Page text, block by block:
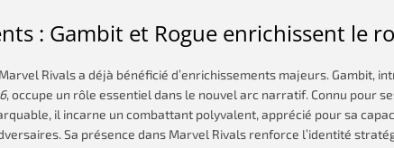
: Gambit et Rogue enrichissent le
Rivals a déjà bénéficié d’enrichissements majeurs. Gambit,
, occupe un rôle essentiel dans le nouvel arc narratif. Connu pour
il incarne un combattant polyvalent, apprécié pour sa
Sa présence dans Marvel Rivals renforce l’identité